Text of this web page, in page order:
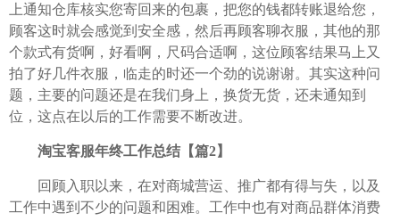
上通知仓库核实您寄回来的包裹，把您的钱都转账退给您，
顾客这时就会感觉到安全感，然后再顾客聊衣服，其他的那
个款式有货啊，好看啊，尺码合适啊，这位顾客结果马上又
拍了好几件衣服，临走的时还一个劲的说谢谢。其实这种问
题，主要的问题还是在我们身上，换货无货，还未通知到
位，这点在以后的工作需要不断改进。
淘宝客服年终工作总结【篇2】
回顾入职以来，在对商城营运、推广都有得与失，以及
工作中遇到不少的问题和困难。工作中也有对商品群体消费